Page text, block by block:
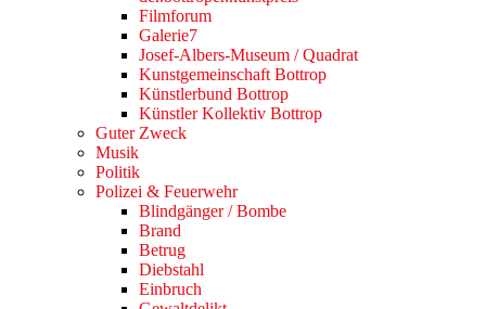
Filmforum
Galerie7
Josef-Albers-Museum / Quadrat
Kunstgemeinschaft Bottrop
Künstlerbund Bottrop
Künstler Kollektiv Bottrop
Guter Zweck
Musik
Politik
Polizei & Feuerwehr
Blindgänger / Bombe
Brand
Betrug
Diebstahl
Einbruch